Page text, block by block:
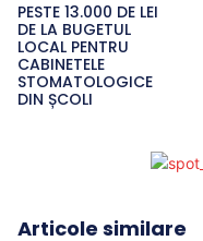
PESTE 13.000 DE LEI
DE LA BUGETUL
LOCAL PENTRU
CABINETELE
STOMATOLOGICE
DIN ȘCOLI
Articole similare